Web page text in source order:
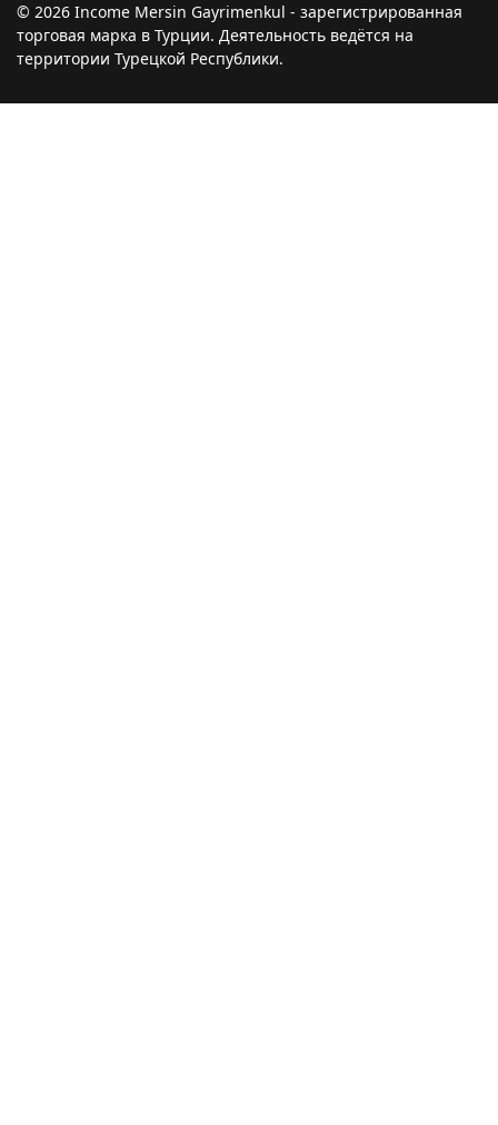
© 2026 Income Mersin Gayrimenkul - зарегистрированная
торговая марка в Турции. Деятельность ведётся на
территории Турецкой Республики.